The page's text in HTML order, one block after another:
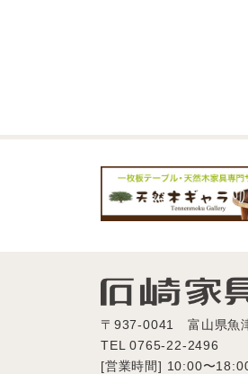
〒937-0041 富山県魚
TEL 0765-22-2496
[営業時間] 10:00〜